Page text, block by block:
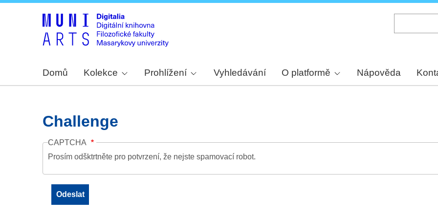
Domů Kolekce Prohlížení Vyhledávání O platformě Nápověda
Challenge
CAPTCHA
Prosím odšktrtněte pro potvrzení, že nejste spamovací robot.